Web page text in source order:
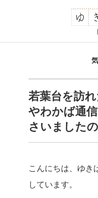
若葉台を訪
やわかば通
さいました
こんにちは、ゆき
しています。